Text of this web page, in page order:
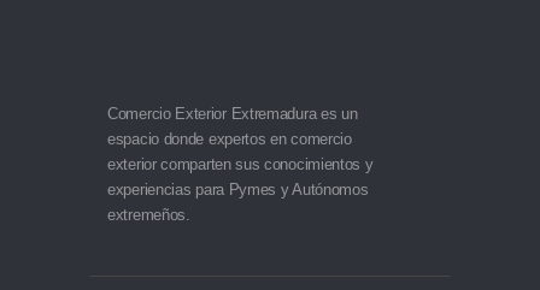
Comercio Exterior Extremadura es un
espacio donde expertos en comercio
exterior comparten sus conocimientos y
experiencias para Pymes y Autónomos
extremeños.